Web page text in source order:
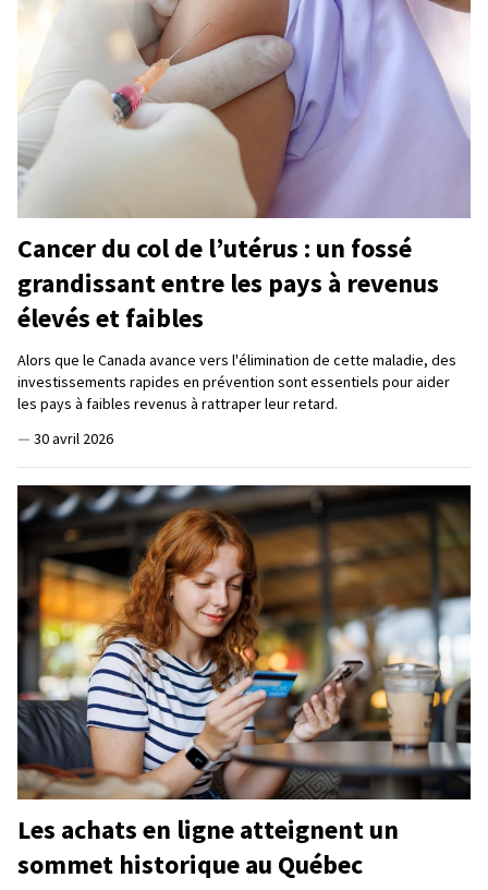
Cancer du col de l’utérus : un fossé
grandissant entre les pays à revenus
élevés et faibles
Alors que le Canada avance vers l'élimination de cette maladie, des
investissements rapides en prévention sont essentiels pour aider
les pays à faibles revenus à rattraper leur retard.
— 30 avril 2026
Les achats en ligne atteignent un
sommet historique au Québec